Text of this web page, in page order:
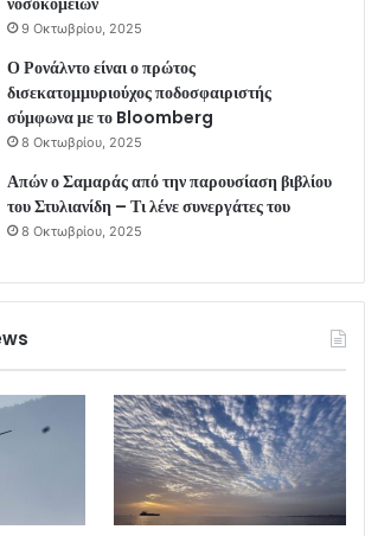
9 Οκτωβρίου, 2025
Ο Ρονάλντο είναι ο πρώτος
δισεκατομμυριούχος ποδοσφαιριστής
σύμφωνα με το Bloomberg
8 Οκτωβρίου, 2025
Απών ο Σαμαράς από την παρουσίαση βιβλίου
του Στυλιανίδη – Τι λένε συνεργάτες του
8 Οκτωβρίου, 2025